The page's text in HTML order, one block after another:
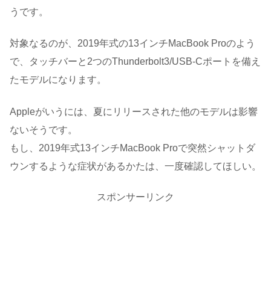
うです。
対象なるのが、2019年式の13インチMacBook Proのよう
で、タッチバーと2つのThunderbolt3/USB-Cポートを備え
たモデルになります。
Appleがいうには、夏にリリースされた他のモデルは影響
ないそうです。
もし、2019年式13インチMacBook Proで突然シャットダ
ウンするような症状があるかたは、一度確認してほしい。
スポンサーリンク